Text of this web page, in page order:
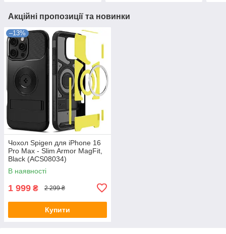
Акційні пропозиції та новинки
–13%
Чохол Spigen для iPhone 16
Pro Max - Slim Armor MagFit,
Black (ACS08034)
В наявності
1 999 ₴ 2 299 ₴
Купити